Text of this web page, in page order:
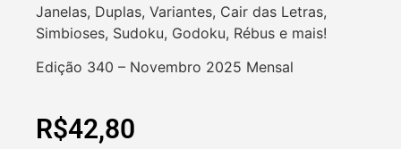
Janelas, Duplas, Variantes, Cair das Letras,
Simbioses, Sudoku, Godoku, Rébus e mais!
Edição 340 – Novembro 2025 Mensal
R$42,80